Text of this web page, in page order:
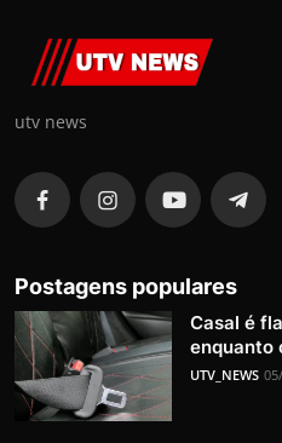
utv news
Postagens populares
Casal é
enquanto
UTV_NEWS